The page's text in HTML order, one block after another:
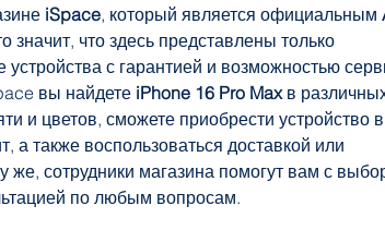
iSpace, который является официальным
значит, что здесь представлены только
с гарантией и возможностью
вы найдете iPhone 16 Pro Max в
и цветов, сможете приобрести устройство в
а также воспользоваться доставкой или
же, сотрудники магазина помогут вам с
по любым вопросам.